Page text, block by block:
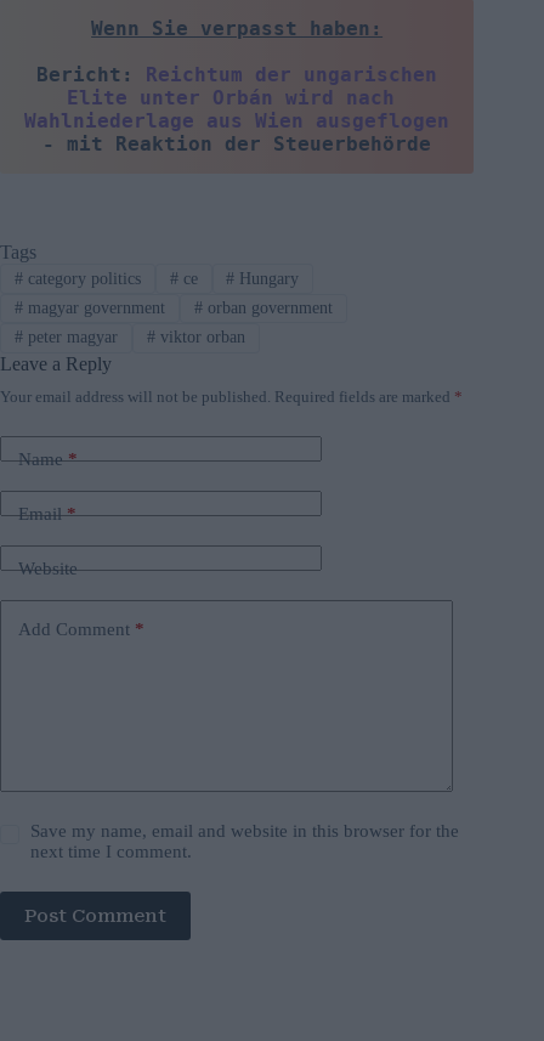
Wenn Sie verpasst haben:
Bericht:
Reichtum der ungarischen
Elite unter Orbán wird nach
Wahlniederlage aus Wien ausgeflogen
- mit Reaktion der Steuerbehörde
Tags
#category politics #ce # Hungary
#magyar government #orban government
#peter magyar #viktor orban
Leave a Reply
Your email address will not be published. Required fields are marked *
Name*
Email*
Website
Add Comment *
Save my name, email and website in this browser for the
next time I comment.
Post Comment